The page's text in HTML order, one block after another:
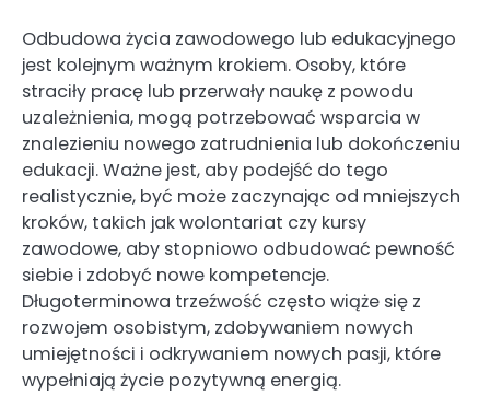
Odbudowa życia zawodowego lub edukacyjnego
jest kolejnym ważnym krokiem. Osoby, które
straciły pracę lub przerwały naukę z powodu
uzależnienia, mogą potrzebować wsparcia w
znalezieniu nowego zatrudnienia lub dokończeniu
edukacji. Ważne jest, aby podejść do tego
realistycznie, być może zaczynając od mniejszych
kroków, takich jak wolontariat czy kursy
zawodowe, aby stopniowo odbudować pewność
siebie i zdobyć nowe kompetencje.
Długoterminowa trzeźwość często wiąże się z
rozwojem osobistym, zdobywaniem nowych
umiejętności i odkrywaniem nowych pasji, które
wypełniają życie pozytywną energią.